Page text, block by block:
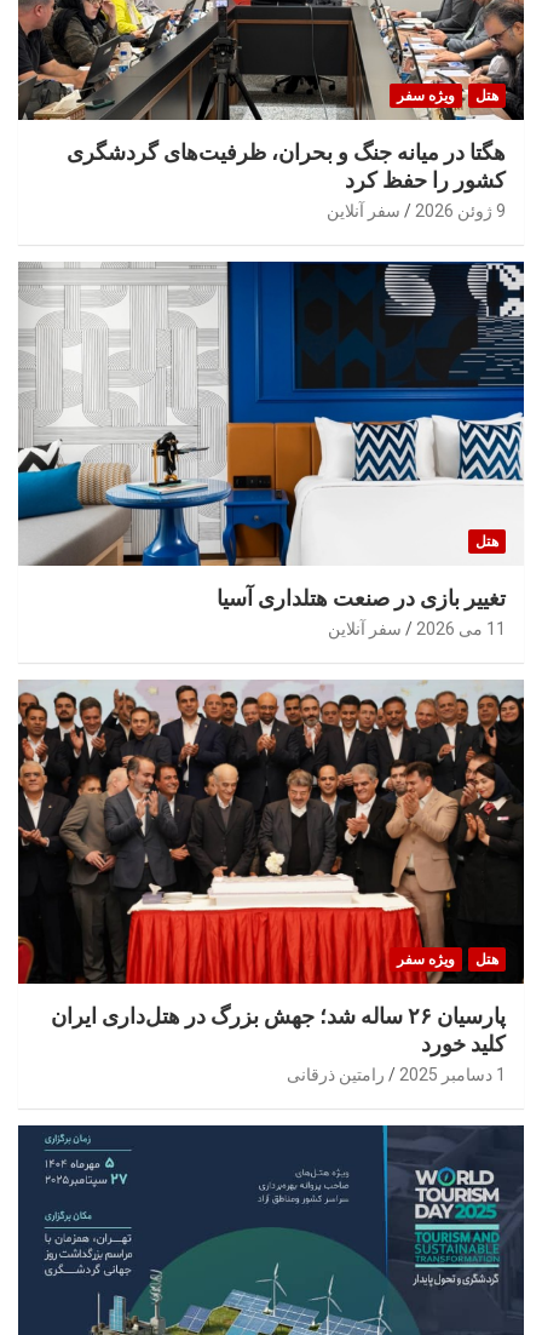
هتل ویژه سفر
هگتا در میانه جنگ و بحران، ظرفیت‌های گردشگری
کشور را حفظ کرد
9 ژوئن 2026 سفر آنلاین
هتل
تغییر بازی در صنعت هتلداری آسیا
11 می 2026 سفر آنلاین
هتل ویژه سفر
پارسیان ۲۶ ساله شد؛ جهش بزرگ در هتل‌داری ایران
کلید خورد
1 دسامبر 2025 رامتین ذرقانی